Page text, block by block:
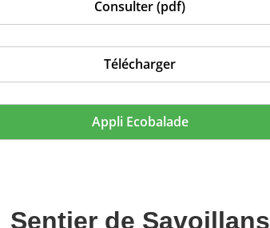
Consulter (pdf)
Télécharger
Appli Ecobalade
Sentier de Savoillans